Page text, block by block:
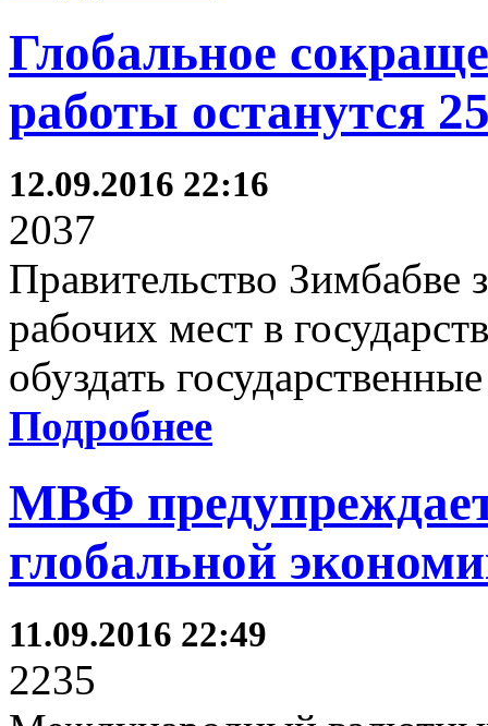
Глобальное
работы останутся
12.09.2016 22:16
2037
Правительство Зимбабве
рабочих мест в
обуздать
Подробнее
МВФ
глобальной
11.09.2016 22:49
2235